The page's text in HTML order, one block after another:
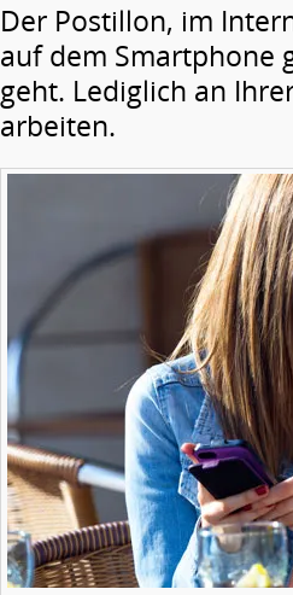
Der Postillon, im
auf dem Smartphone
geht. Lediglich an
arbeiten.